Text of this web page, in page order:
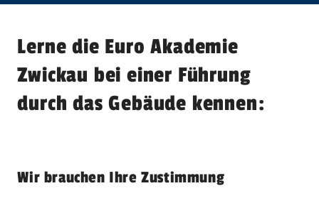
Lerne die Euro Akademie
Zwickau bei einer Führung
durch das Gebäude kennen:
Wir brauchen Ihre Zustimmung